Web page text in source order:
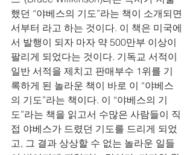
했던 “야베스의 기도”라는 책이 소개되면
서부터 라고 하는 것이다. 이 책은 미국에
서 발행이 되자 마자 약 500만부 이상이
팔리게 되었다는 것이다. 기독교 서적이
일반 서적을 제치고 판매부수 1위를 기
록하게 된 놀라운 책이 바로 이 “야베스
의 기도”라는 책이다. 이 “야베스의 기
도”라는 책을 읽고서 수많은 사람들이 직
접 야베스가 드렸던 기도를 드리게 되었
고, 그 결과 상상할 수 없는 놀라운 일들